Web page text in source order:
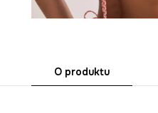
O produktu